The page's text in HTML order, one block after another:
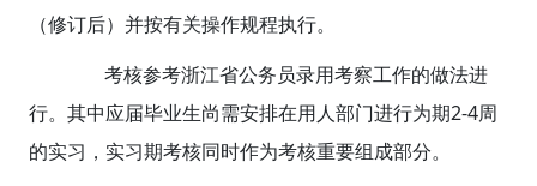
（修订后）并按有关操作规程执行。
考核参考浙江省公务员录用考察工作的做法进
行。其中应届毕业生尚需安排在用人部门进行为期2-4周
的实习，实习期考核同时作为考核重要组成部分。